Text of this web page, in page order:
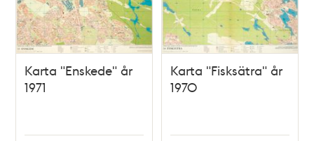
Karta "Enskede" år
1971
Karta "Fisksätra" år
1970